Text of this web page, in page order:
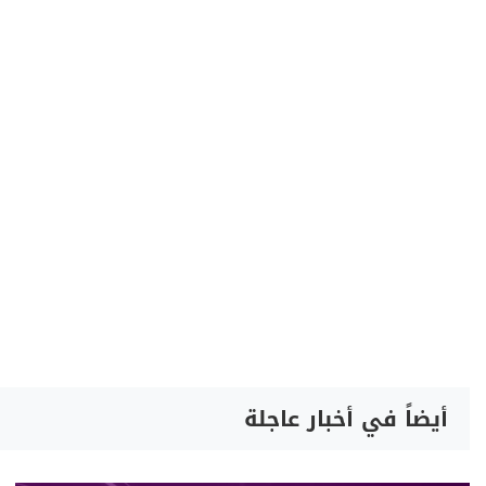
أيضاً في أخبار عاجلة